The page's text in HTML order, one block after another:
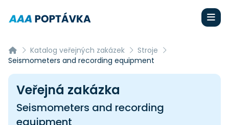
Katalog veřejných zakázek
Stroje
Seismometers and recording equipment
Veřejná zakázka
Seismometers and recording
equipment